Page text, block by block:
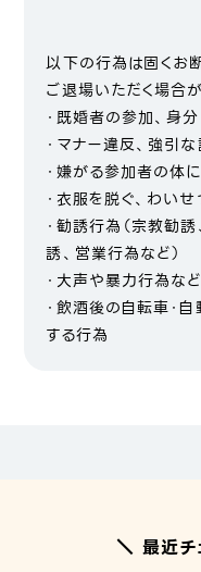
以下の行為は固くお
ご退場いただく場合
・既婚者の参加、身
・マナー違反、強引
・嫌がる参加者の体
・衣服を脱ぐ、わい
・勧誘行為（宗教勧
誘、営業行為など）
・大声や暴力行為な
・飲酒後の自転車・
する行為
＼ 最近チ